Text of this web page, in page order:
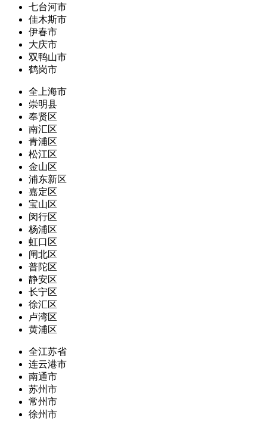
七台河市
佳木斯市
伊春市
大庆市
双鸭山市
鹤岗市
全上海市
崇明县
奉贤区
南汇区
青浦区
松江区
金山区
浦东新区
嘉定区
宝山区
闵行区
杨浦区
虹口区
闸北区
普陀区
静安区
长宁区
徐汇区
卢湾区
黄浦区
全江苏省
连云港市
南通市
苏州市
常州市
徐州市